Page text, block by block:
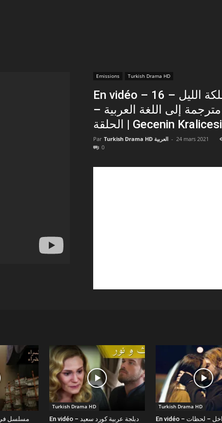
Emissions Turkish Drama HD
En vidéo – 16 ملكة الليل –
مترجمة إلى اللغة العربية –
الحلقة | Gecenin Kralicesi
Par Turkish Drama HD العربية - 24 mars 2021
0
Turkish Drama HD
En vidéo – دبلجة عربية كورد سعيد
Turkish Drama HD
En vidéo – في الداخل – لحظات